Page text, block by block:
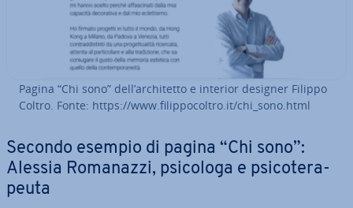
Pagina “Chi sono” dell’ar­chi­tet­to e interior designer Filippo
Coltro. Fonte: https://www.fi­lip­po­col­tro.it/chi_sono.html
Secondo esempio di pagina “Chi sono”:
Alessia Romanazzi, psicologa e psi­co­te­ra­
peu­ta